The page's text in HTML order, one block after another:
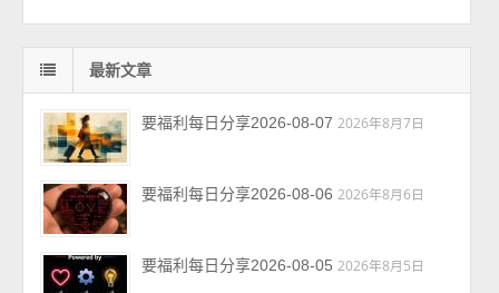
最新文章
要福利每日分享2026-08-07 2026年8月7日
要福利每日分享2026-08-06 2026年8月6日
要福利每日分享2026-08-05 2026年8月5日